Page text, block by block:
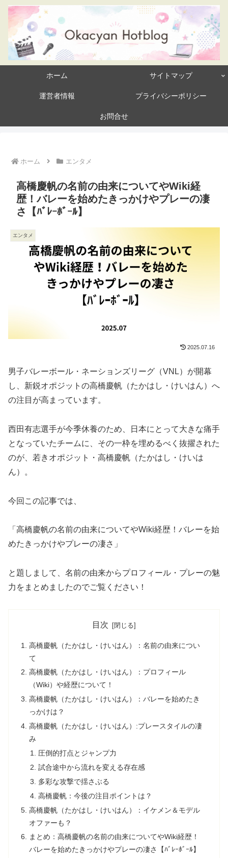
ホーム サイトマップ
運営者情報 プライバシーポリシー
お問合せ
ホーム エンタメ
高橋慶帆の名前の由来についてやWiki経
歴！バレーを始めたきっかけやプレーの凄
さ【ﾊﾞﾚｰﾎﾞｰﾙ】
エンタメ
2025.07.16
男子バレーボール・ネーションズリーグ（VNL）が開幕
し、新鋭オポジットの高橋慶帆（たかはし・けいはん）へ
の注目が高まっています。
西田有志選手が今季休養のため、日本にとって大きな痛手
となっていたチームに、その一枠を埋めるべく抜擢された
のが、若きオポジット・高橋慶帆（たかはし・けいは
ん）。
今回この記事では、
「高橋慶帆の名前の由来についてやWiki経歴！バレーを始
めたきっかけやプレーの凄さ」
と題しまして、名前の由来からプロフィール・プレーの魅
力をまとめましたのでご覧ください！
目次
高橋慶帆（たかはし・けいはん）：名前の由来につい
て
高橋慶帆（たかはし・けいはん）：プロフィール
（Wiki）や経歴について！
高橋慶帆（たかはし・けいはん）：バレーを始めたき
っかけは？
高橋慶帆（たかはし・けいはん）:プレースタイルの凄
み
圧倒的打点とジャンプ力
試合途中から流れを変える存在感
多彩な攻撃で揺さぶる
高橋慶帆：今後の注目ポイントは？
高橋慶帆（たかはし・けいはん）：イケメン＆モデル
オファーも？
まとめ：高橋慶帆の名前の由来についてやWiki経歴！
バレーを始めたきっかけやプレーの凄さ【ﾊﾞﾚｰﾎﾞｰﾙ】